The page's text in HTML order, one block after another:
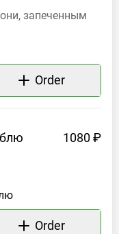
запеченным
Order
блю 1080 ₽
Order